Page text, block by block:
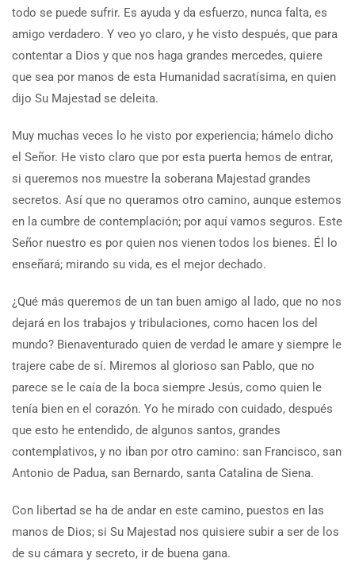
todo se puede sufrir. Es ayuda y da esfuerzo, nunca falta, es
amigo verdadero. Y veo yo claro, y he visto después, que para
contentar a Dios y que nos haga grandes mercedes, quiere
que sea por manos de esta Humanidad sacratísima, en quien
dijo Su Majestad se deleita.
Muy muchas veces lo he visto por experiencia; hámelo dicho
el Señor. He visto claro que por esta puerta hemos de entrar,
si queremos nos muestre la soberana Majestad grandes
secretos. Así que no queramos otro camino, aunque estemos
en la cumbre de contemplación; por aquí vamos seguros. Este
Señor nuestro es por quien nos vienen todos los bienes. Él lo
enseñará; mirando su vida, es el mejor dechado.
¿Qué más queremos de un tan buen amigo al lado, que no nos
dejará en los trabajos y tribulaciones, como hacen los del
mundo? Bienaventurado quien de verdad le amare y siempre le
trajere cabe de sí. Miremos al glorioso san Pablo, que no
parece se le caía de la boca siempre Jesús, como quien le
tenía bien en el corazón. Yo he mirado con cuidado, después
que esto he entendido, de algunos santos, grandes
contemplativos, y no iban por otro camino: san Francisco, san
Antonio de Padua, san Bernardo, santa Catalina de Siena.
Con libertad se ha de andar en este camino, puestos en las
manos de Dios; si Su Majestad nos quisiere subir a ser de los
de su cámara y secreto, ir de buena gana.